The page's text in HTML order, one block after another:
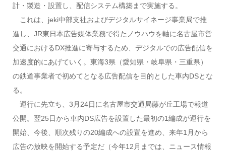
計・製造・設置し、配信システム構築まで実施する。
これは、jeki中部支社およびデジタルサイネージ事業局で推
進し、JR東日本広告媒体業務で得たノウハウを軸に名古屋市営
交通におけるDX推進に寄与するため、デジタルでの広告配信を
加速度的にあげていく。東海3県（愛知県・岐阜県・三重県）
の鉄道事業者で初めてとなる広告配信を目的とした車内DSとな
る。
運行に先立ち、3月24日に名古屋市交通局藤が丘工場で報道
公開。翌25日から車内DS広告を設置した最初の1編成が運行を
開始、今後、順次残りの20編成への設置を進め、来年1月から
広告の放映を開始する予定だ（今年12月までは、ニュース情報